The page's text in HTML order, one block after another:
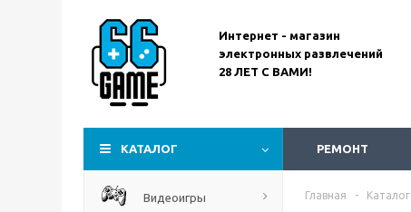
Интернет - магазин
электронных развлечений
28 ЛЕТ С ВАМИ!
КАТАЛОГ РЕМОНТ
Видеоигры Главная - Каталог